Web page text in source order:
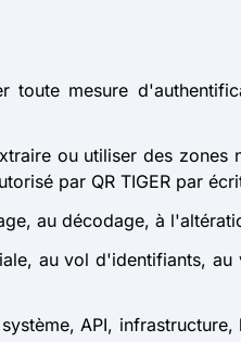
toute mesure
ou utiliser des zones
par QR TIGER par
au décodage, à
au vol d'identifiants,
API,